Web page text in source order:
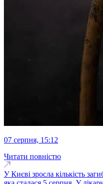
07 серпня, 15:12
Читати повністю
У Києві зросла кількість